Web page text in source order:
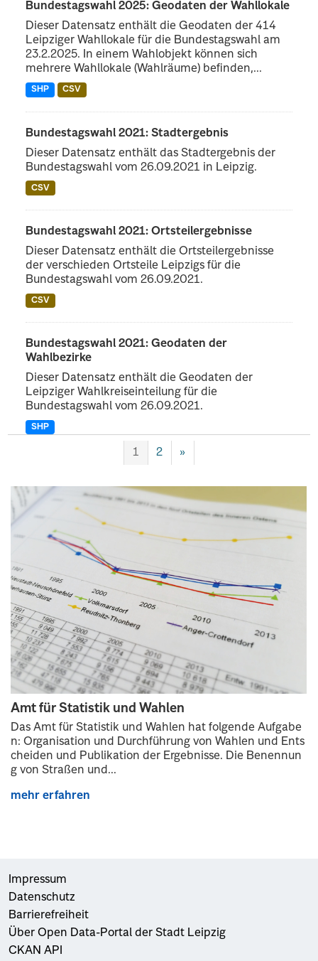
Amt für Statistik und Wahlen
Das Amt für Statistik und Wahlen hat folgende Aufgabe
n: Organisation und Durchführung von Wahlen und Ents
cheiden und Publikation der Ergebnisse. Die Benennun
g von Straßen und...
mehr erfahren
Bundestagswahl 2025: Geodaten der Wahllokale
Dieser Datensatz enthält die Geodaten der 414
Leipziger Wahllokale für die Bundestagswahl am
23.2.2025. In einem Wahlobjekt können sich
mehrere Wahllokale (Wahlräume) befinden,...
SHP CSV
Bundestagswahl 2021: Stadtergebnis
Dieser Datensatz enthält das Stadtergebnis der
Bundestagswahl vom 26.09.2021 in Leipzig.
CSV
Bundestagswahl 2021: Ortsteilergebnisse
Dieser Datensatz enthält die Ortsteilergebnisse
der verschieden Ortsteile Leipzigs für die
Bundestagswahl vom 26.09.2021.
CSV
Bundestagswahl 2021: Geodaten der
Wahlbezirke
Dieser Datensatz enthält die Geodaten der
Leipziger Wahlkreiseinteilung für die
Bundestagswahl vom 26.09.2021.
SHP
1 2 »
Impressum
Datenschutz
Barrierefreiheit
Über Open Data-Portal der Stadt Leipzig
CKAN API